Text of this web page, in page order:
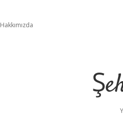
Hakkımızda